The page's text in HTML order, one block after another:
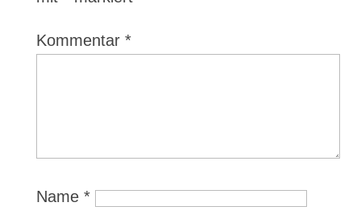
Kommentar *
Name *